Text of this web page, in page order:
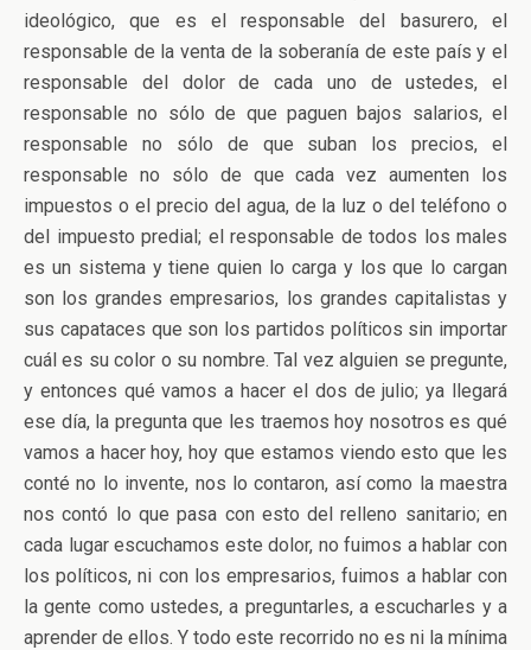
ideológico, que es el responsable del basurero, el
responsable de la venta de la soberanía de este país y el
responsable del dolor de cada uno de ustedes, el
responsable no sólo de que paguen bajos salarios, el
responsable no sólo de que suban los precios, el
responsable no sólo de que cada vez aumenten los
impuestos o el precio del agua, de la luz o del teléfono o
del impuesto predial; el responsable de todos los males
es un sistema y tiene quien lo carga y los que lo cargan
son los grandes empresarios, los grandes capitalistas y
sus capataces que son los partidos políticos sin importar
cuál es su color o su nombre. Tal vez alguien se pregunte,
y entonces qué vamos a hacer el dos de julio; ya llegará
ese día, la pregunta que les traemos hoy nosotros es qué
vamos a hacer hoy, hoy que estamos viendo esto que les
conté no lo invente, nos lo contaron, así como la maestra
nos contó lo que pasa con esto del relleno sanitario; en
cada lugar escuchamos este dolor, no fuimos a hablar con
los políticos, ni con los empresarios, fuimos a hablar con
la gente como ustedes, a preguntarles, a escucharles y a
aprender de ellos. Y todo este recorrido no es ni la mínima